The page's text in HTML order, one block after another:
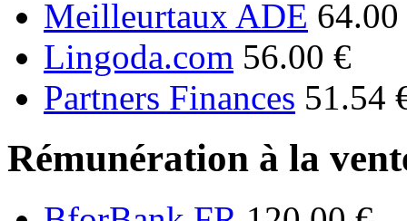
Meilleurtaux ADE 64.00
Lingoda.com 56.00 €
Partners Finances 51.54
Rémunération à la